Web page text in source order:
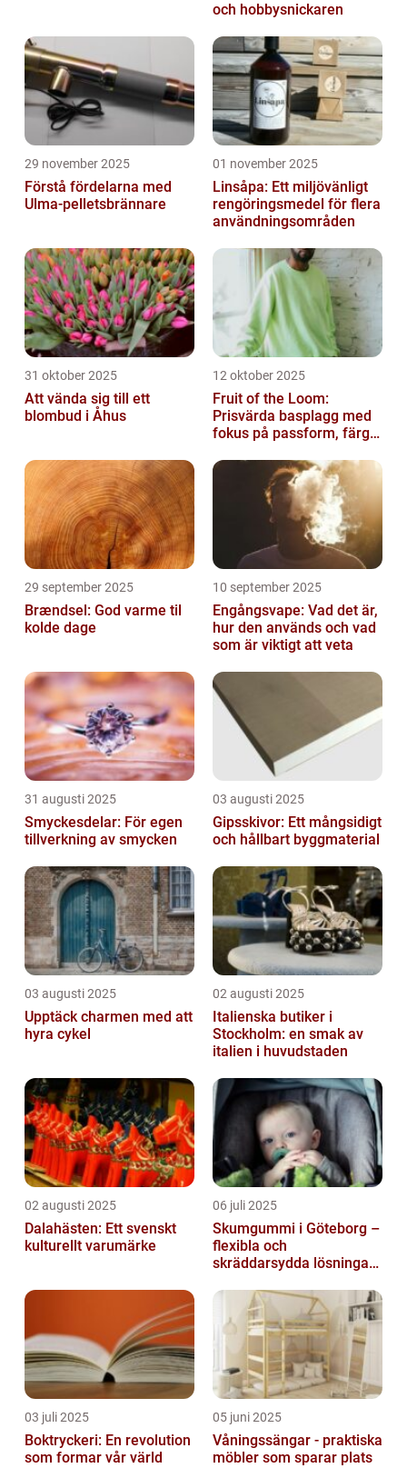
och hobbysnickaren
29 november 2025
Förstå fördelarna med
Ulma-pelletsbrännare
01 november 2025
Linsåpa: Ett miljövänligt
rengöringsmedel för flera
användningsområden
31 oktober 2025
Att vända sig till ett
blombud i Åhus
12 oktober 2025
Fruit of the Loom:
Prisvärda basplagg med
fokus på passform, färg
29 september 2025
Brændsel: God varme til
kolde dage
10 september 2025
Engångsvape: Vad det är,
hur den används och vad
som är viktigt att veta
31 augusti 2025
Smyckesdelar: För egen
tillverkning av smycken
03 augusti 2025
Gipsskivor: Ett mångsidigt
och hållbart byggmaterial
03 augusti 2025
Upptäck charmen med att
hyra cykel
02 augusti 2025
Italienska butiker i
Stockholm: en smak av
italien i huvudstaden
02 augusti 2025
Dalahästen: Ett svenskt
kulturellt varumärke
06 juli 2025
Skumgummi i Göteborg –
flexibla och
skräddarsydda lösningar
03 juli 2025
Boktryckeri: En revolution
som formar vår värld
05 juni 2025
Våningssängar - praktiska
möbler som sparar plats